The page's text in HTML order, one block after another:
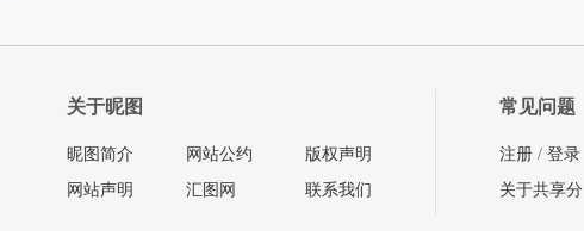
关于昵图
昵图简介
网站声明
网站公约
汇图网
版权声明
联系我们
常见问题
注册 / 登录
关于共享分